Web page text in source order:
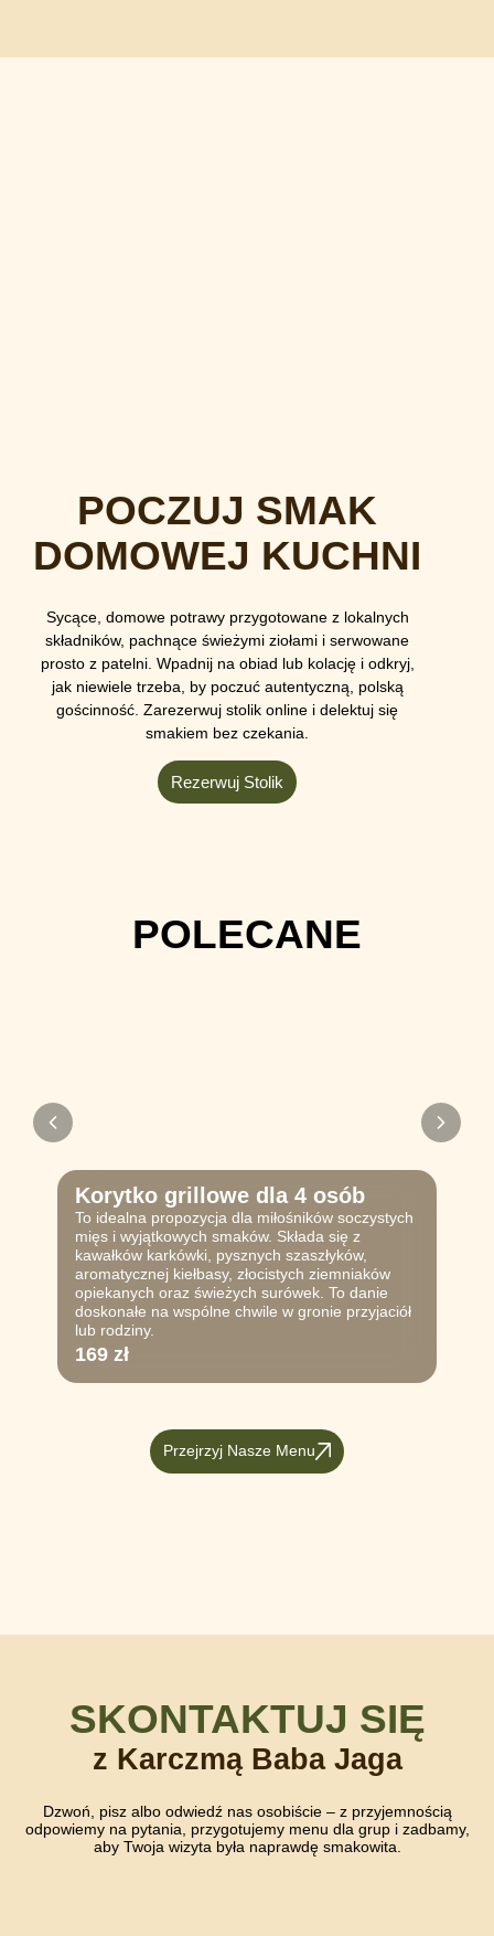
POCZUJ SMAK
DOMOWEJ KUCHNI
Sycące, domowe potrawy przygotowane z lokalnych
składników, pachnące świeżymi ziołami i serwowane
prosto z patelni. Wpadnij na obiad lub kolację i odkryj,
jak niewiele trzeba, by poczuć autentyczną, polską
gościnność. Zarezerwuj stolik online i delektuj się
smakiem bez czekania.
Rezerwuj Stolik
POLECANE
Korytko grillowe dla 4 osób
To idealna propozycja dla miłośników soczystych
mięs i wyjątkowych smaków. Składa się z
kawałków karkówki, pysznych szaszłyków,
aromatycznej kiełbasy, złocistych ziemniaków
opiekanych oraz świeżych surówek. To danie
doskonałe na wspólne chwile w gronie przyjaciół
lub rodziny.
169 zł
Przejrzyj Nasze Menu
SKONTAKTUJ SIĘ
z Karczmą Baba Jaga
Dzwoń, pisz albo odwiedź nas osobiście – z przyjemnością
odpowiemy na pytania, przygotujemy menu dla grup i zadbamy,
aby Twoja wizyta była naprawdę smakowita.